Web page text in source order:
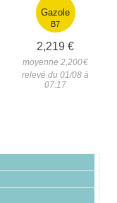
Gazole
B7
2,219 €
moyenne 2,200€
relevé du 01/08 à
07:17